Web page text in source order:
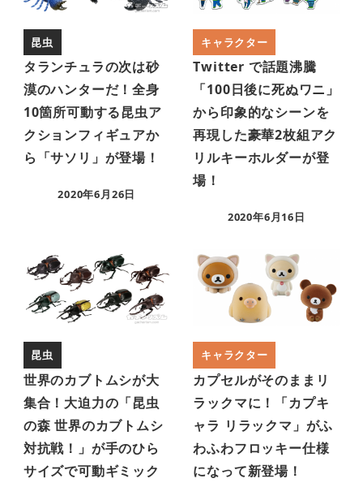
昆虫
タランチュラの次は砂
漠のハンターだ！全身
10箇所可動する昆虫ア
クションフィギュアか
ら「サソリ」が登場！
2020年6月26日
キャラクター
Twitter で話題沸騰
「100日後に死ぬワニ」
から印象的なシーンを
再現した豪華2枚組アク
リルキーホルダーが登
場！
2020年6月16日
昆虫
世界のカブトムシが大
集合！大迫力の「昆虫
の森 世界のカブトムシ
対抗戦！」が手のひら
サイズで可動ギミック
キャラクター
カプセルがそのままリ
ラックマに！「カプキ
ャラ リラックマ」がふ
わふわフロッキー仕様
になって新登場！